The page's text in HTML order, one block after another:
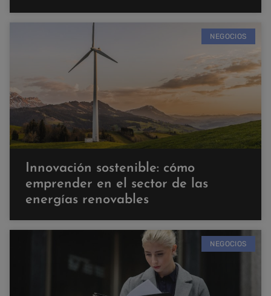
NEGOCIOS
Innovación sostenible: cómo
emprender en el sector de las
energías renovables
NEGOCIOS